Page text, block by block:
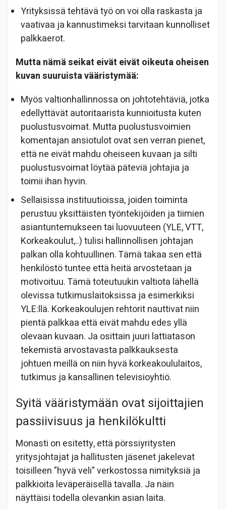
Yrityksissä tehtävä työ on voi olla raskasta ja
vaativaa ja kannustimeksi tarvitaan kunnolliset
palkkaerot.
Mutta nämä seikat eivät eivät oikeuta oheisen
kuvan suuruista vääristymää:
Myös valtionhallinnossa on johtotehtäviä, jotka
edellyttävät autoritaarista kunnioitusta kuten
puolustusvoimat. Mutta puolustusvoimien
komentajan ansiotulot ovat sen verran pienet,
että ne eivät mahdu oheiseen kuvaan ja silti
puolustusvoimat löytää päteviä johtajia ja
toimii ihan hyvin.
Sellaisissa instituutioissa, joiden toiminta
perustuu yksittäisten työntekijöiden ja tiimien
asiantuntemukseen tai luovuuteen (YLE, VTT,
Korkeakoulut,..) tulisi hallinnollisen johtajan
palkan olla kohtuullinen. Tämä takaa sen että
henkilöstö tuntee että heitä arvostetaan ja
motivoituu. Tämä toteutuukin valtiota lähellä
olevissa tutkimuslaitoksissa ja esimerkiksi
YLE:llä. Korkeakoulujen rehtorit nauttivat niin
pientä palkkaa että eivät mahdu edes yllä
olevaan kuvaan. Ja osittain juuri lattiatason
tekemistä arvostavasta palkkauksesta
johtuen meillä on niin hyvä korkeakoululaitos,
tutkimus ja kansallinen televisioyhtiö.
Syitä vääristymään ovat sijoittajien
passiivisuus ja henkilökultti
Monasti on esitetty, että pörssiyritysten
yritysjohtajat ja hallitusten jäsenet jakelevat
toisilleen "hyvä veli" verkostossa nimityksiä ja
palkkioita leväperäisellä tavalla. Ja näin
näyttäisi todella olevankin asian laita.